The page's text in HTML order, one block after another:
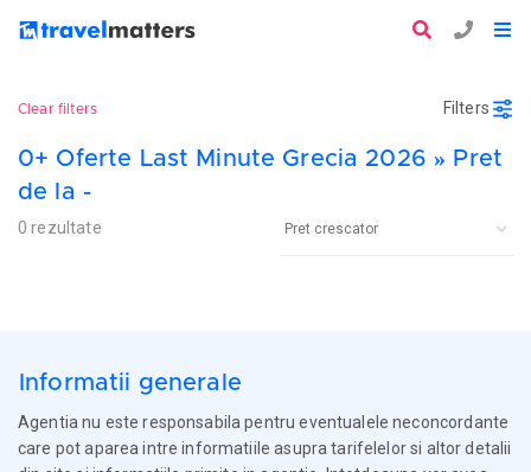
Clear filters Filters
0+ Oferte Last Minute Grecia 2026 » Pret
de la -
0 rezultate
Informatii generale
Agentia nu este responsabila pentru eventualele neconcordante
care pot aparea intre informatiile asupra tarifelelor si altor detalii